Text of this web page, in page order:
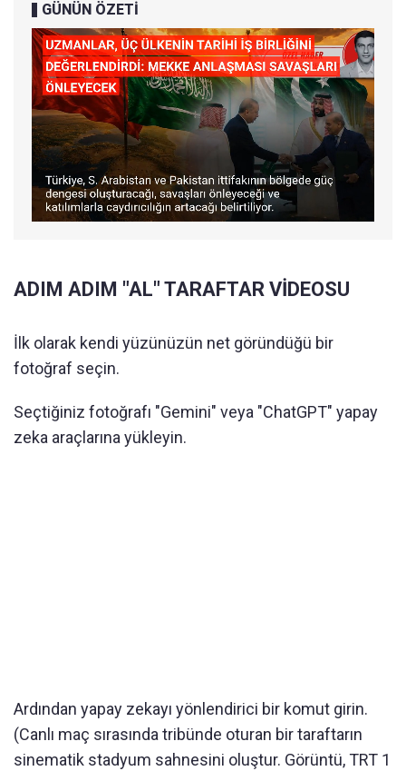
GÜNÜN ÖZETİ
ADIM ADIM "AL" TARAFTAR VİDEOSU
İlk olarak kendi yüzünüzün net göründüğü bir
fotoğraf seçin.
Seçtiğiniz fotoğrafı "Gemini" veya "ChatGPT" yapay
zeka araçlarına yükleyin.
Ardından yapay zekayı yönlendirici bir komut girin.
(Canlı maç sırasında tribünde oturan bir taraftarın
sinematik stadyum sahnesini oluştur. Görüntü, TRT 1